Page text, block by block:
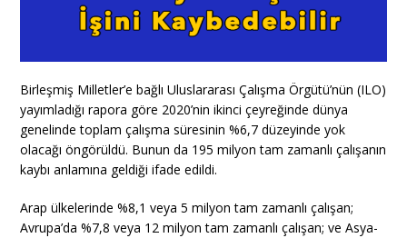
Birleşmiş Milletler’e bağlı Uluslararası Çalışma Örgütü’nün (ILO)
yayımladığı rapora göre 2020’nin ikinci çeyreğinde dünya
genelinde toplam çalışma süresinin %6,7 düzeyinde yok
olacağı öngörüldü. Bunun da 195 milyon tam zamanlı çalışanın
kaybı anlamına geldiği ifade edildi.
Arap ülkelerinde %8,1 veya 5 milyon tam zamanlı çalışan;
Avrupa’da %7,8 veya 12 milyon tam zamanlı çalışan; ve Asya-